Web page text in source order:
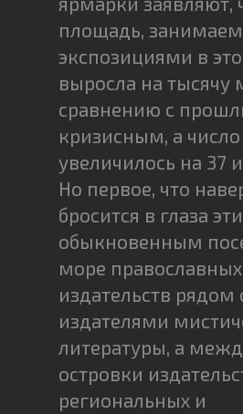
площадь,
экспозициями в
выросла на тысячу
сравнению с
кризисным, а
увеличилось на 37
Но первое, что
бросится в глаза
обыкновенным
море православных
издательств рядом
издателями
литературы, а
островки
региональных и